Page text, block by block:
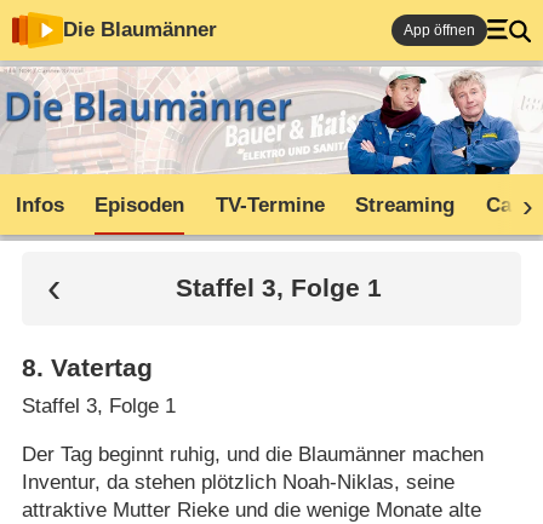
Die Blaumänner App öffnen
Infos Episoden TV-Termine Streaming Cast
Staffel 3, Folge 1
8. Vatertag
Staffel 3, Folge 1
Der Tag beginnt ruhig, und die Blaumänner machen
Inventur, da stehen plötzlich Noah-Niklas, seine
attraktive Mutter Rieke und die wenige Monate alte